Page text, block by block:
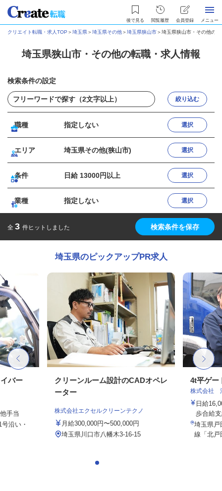
後で見る 閲覧履歴 会員登録 メニュー
クリエイト転職・求人TOP ＞埼玉県＞埼玉県その他＞埼玉県狭山市＞埼玉県狭山市・その他の
埼玉県狭山市・その他の転職・求人情報
検索条件の設定
絞り込む
職種 指定しない 選択
エリア 埼玉県その他(狭山市) 選択
条件 日給 13000円以上 選択
業種 指定しない 選択
全 3 件ヒットしました 検索条件を保存
埼玉県のピックアップPR求人
バー
手当
沿い・
クリーンルーム設計のCADオペレ
ーター
株式会社エクセルクリーンテクノ
月給300,000円〜500,000円
埼玉県川口市八幡木3-16-15
4t平ゲー
株式会社
日給
歩合給
埼玉県戸
線「北戸